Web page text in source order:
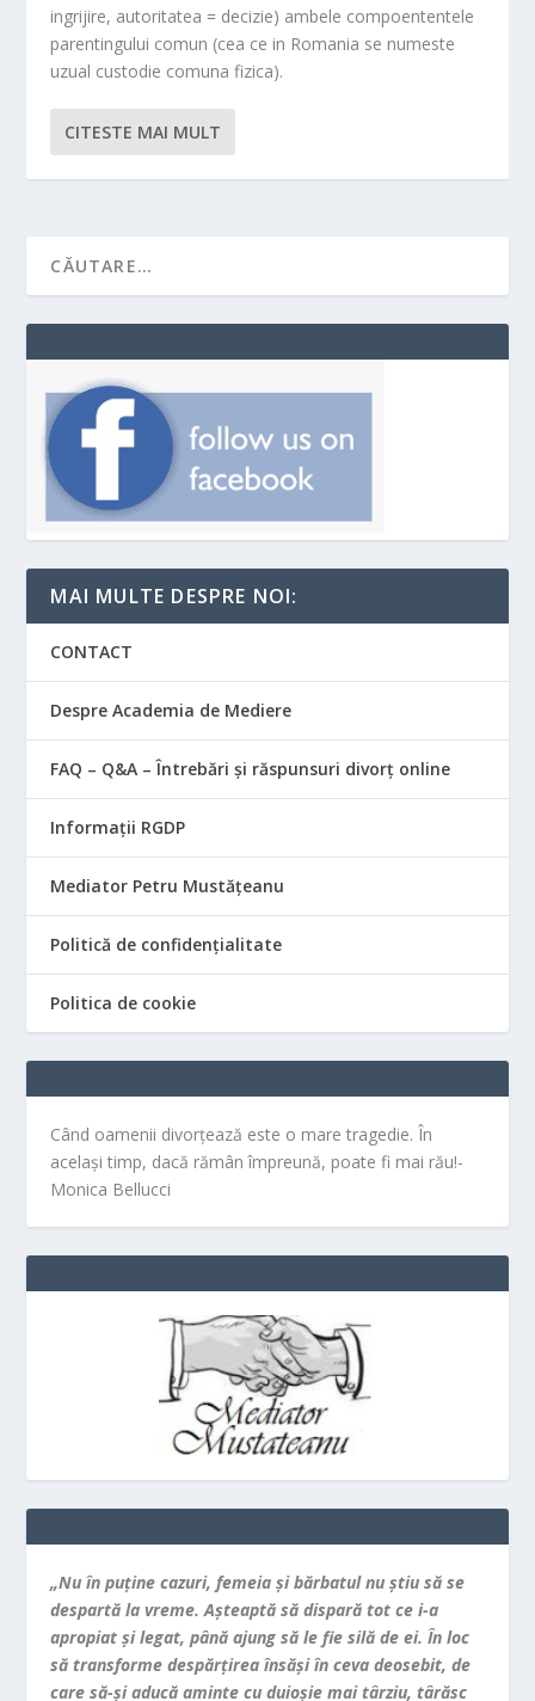
ingrijire, autoritatea = decizie) ambele compoententele
parentingului comun (cea ce in Romania se numeste
uzual custodie comuna fizica).
CITESTE MAI MULT
MAI MULTE DESPRE NOI:
CONTACT
Despre Academia de Mediere
FAQ – Q&A – Întrebări și răspunsuri divorț online
Informații RGDP
Mediator Petru Mustățeanu
Politică de confidențialitate
Politica de cookie
Când oamenii divorțează este o mare tragedie. În
același timp, dacă rămân împreună, poate fi mai rău!-
Monica Bellucci
„Nu în puţine cazuri, femeia şi bărbatul nu ştiu să se
despartă la vreme. Aşteaptă să dispară tot ce i-a
apropiat şi legat, până ajung să le fie silă de ei. În loc
să transforme despărţirea însăşi în ceva deosebit, de
care să-şi aducă aminte cu duioşie mai târziu, târăsc